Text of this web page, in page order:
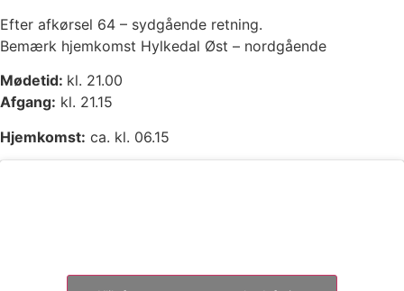
Efter afkørsel 64 – sydgående retning.
Bemærk hjemkomst Hylkedal Øst – nordgående
Mødetid: kl. 21.00
Afgang: kl. 21.15
Hjemkomst: ca. kl. 06.15